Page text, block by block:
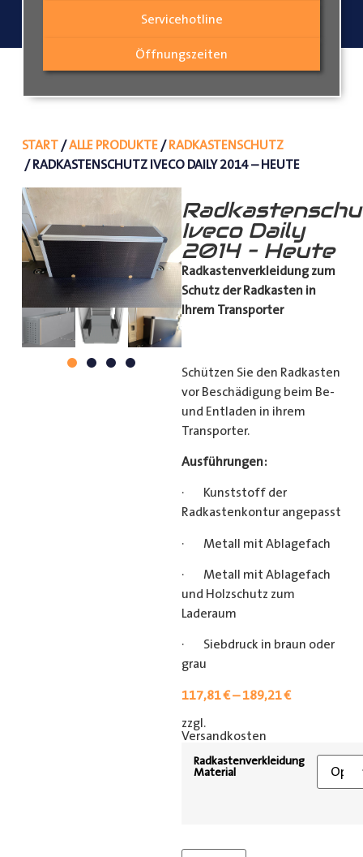
Servicehotline
Öffnungszeiten
START/ALLE PRODUKTE/RADKASTENSCHUTZ
/ RADKASTENSCHUTZ IVECO DAILY 2014 – HEUTE
Iveco Daily
2014 – Heute
Radkastenverkleidung zum
Schutz der Radkasten in
Ihrem Transporter
Schützen Sie den Radkasten
vor Beschädigung beim Be-
und Entladen in ihrem
Transporter.
Ausführungen:
· Kunststoff der
Radkastenkontur angepasst
· Metall mit Ablagefach
· Metall mit Ablagefach
und Holzschutz zum
Laderaum
· Siebdruck in braun oder
grau
117,81€–189,21€
zzgl.
Versandkosten
Radkastenverkleidung
Material